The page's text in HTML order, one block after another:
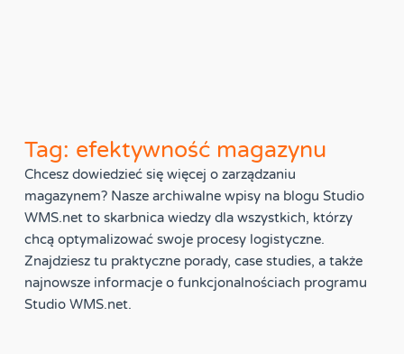
Tag: efektywność magazynu
Chcesz dowiedzieć się więcej o zarządzaniu
magazynem? Nasze archiwalne wpisy na blogu Studio
WMS.net to skarbnica wiedzy dla wszystkich, którzy
chcą optymalizować swoje procesy logistyczne.
Znajdziesz tu praktyczne porady, case studies, a także
najnowsze informacje o funkcjonalnościach programu
Studio WMS.net.